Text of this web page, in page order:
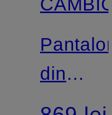
Pantaloni
din
velur